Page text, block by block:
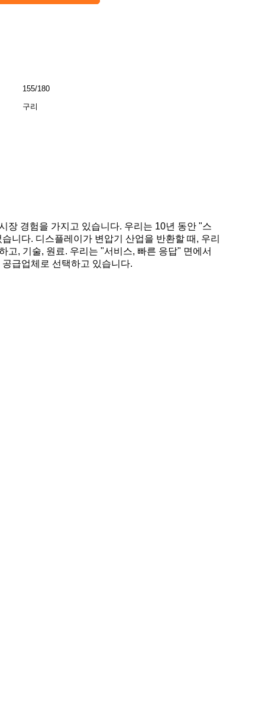
155/180
구리
장 경험을 가지고 있습니다. 우리는 10년 동안 "스
니다. 디스플레이가 변압기 산업을 반환할 때, 우리
, 기술, 원료. 우리는 "서비스, 빠른 응답" 면에서
급업체로 선택하고 있습니다.